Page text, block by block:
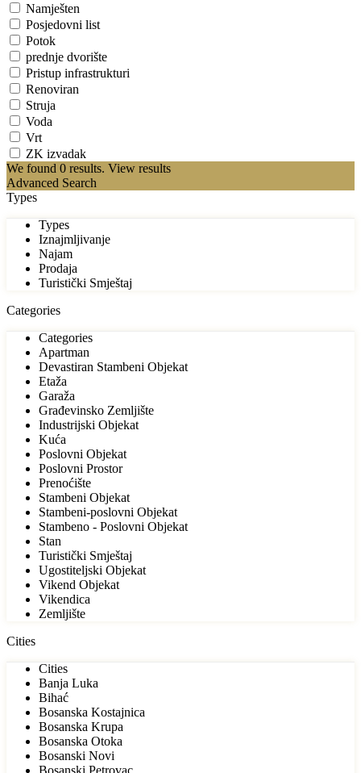
Namješten
Posjedovni list
Potok
prednje dvorište
Pristup infrastrukturi
Renoviran
Struja
Voda
Vrt
ZK izvadak
We found 0 results. View results
Advanced Search
Types
Types
Iznajmljivanje
Najam
Prodaja
Turistički Smještaj
Categories
Categories
Apartman
Devastiran Stambeni Objekat
Etaža
Garaža
Građevinsko Zemljište
Industrijski Objekat
Kuća
Poslovni Objekat
Poslovni Prostor
Prenoćište
Stambeni Objekat
Stambeni-poslovni Objekat
Stambeno - Poslovni Objekat
Stan
Turistički Smještaj
Ugostiteljski Objekat
Vikend Objekat
Vikendica
Zemljište
Cities
Cities
Banja Luka
Bihać
Bosanska Kostajnica
Bosanska Krupa
Bosanska Otoka
Bosanski Novi
Bosanski Petrovac